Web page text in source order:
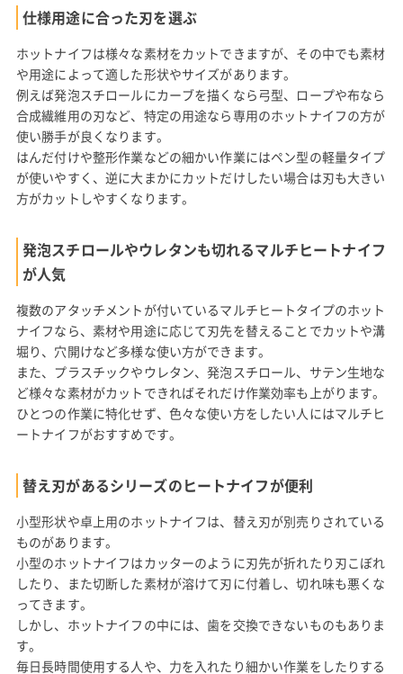
仕様用途に合った刃を選ぶ
ホットナイフは様々な素材をカットできますが、その中でも素材
や用途によって適した形状やサイズがあります。
例えば発泡スチロールにカーブを描くなら弓型、ロープや布なら
合成繊維用の刃など、特定の用途なら専用のホットナイフの方が
使い勝手が良くなります。
はんだ付けや整形作業などの細かい作業にはペン型の軽量タイプ
が使いやすく、逆に大まかにカットだけしたい場合は刃も大きい
方がカットしやすくなります。
発泡スチロールやウレタンも切れるマルチヒートナイフ
が人気
複数のアタッチメントが付いているマルチヒートタイプのホット
ナイフなら、素材や用途に応じて刃先を替えることでカットや溝
堀り、穴開けなど多様な使い方ができます。
また、プラスチックやウレタン、発泡スチロール、サテン生地な
ど様々な素材がカットできればそれだけ作業効率も上がります。
ひとつの作業に特化せず、色々な使い方をしたい人にはマルチヒ
ートナイフがおすすめです。
替え刃があるシリーズのヒートナイフが便利
小型形状や卓上用のホットナイフは、替え刃が別売りされている
ものがあります。
小型のホットナイフはカッターのように刃先が折れたり刃こぼれ
したり、また切断した素材が溶けて刃に付着し、切れ味も悪くな
ってきます。
しかし、ホットナイフの中には、歯を交換できないものもありま
す。
毎日長時間使用する人や、力を入れたり細かい作業をしたりする